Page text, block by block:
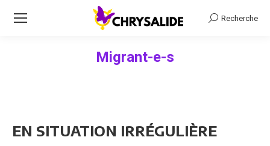
Recherche
Recherche
Migrant-e-s
EN SITUATION IRRÉGULIÈRE